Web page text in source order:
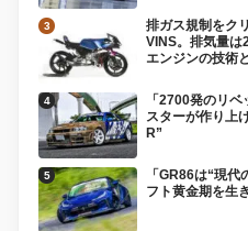
排ガス規制をク
VINS。排気量
エンジンの技術
「2700発のリ
スターが作り上
R”
「GR86は“現
フト黄金期を生